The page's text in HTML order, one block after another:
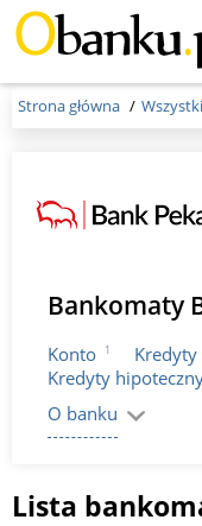
Menu
Strona główna
Bankomaty
Konto 1 Kredyty
Kredyty
O banku
Lista